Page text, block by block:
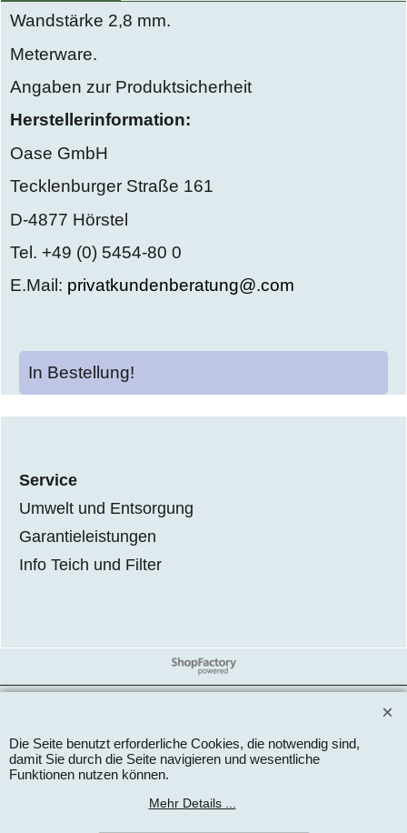
Wandstärke 2,8 mm.
Meterware.
Angaben zur Produktsicherheit
Herstellerinformation:
Oase GmbH
Tecklenburger Straße 161
D-4877 Hörstel
Tel. +49 (0) 5454-80 0
E.Mail: privatkundenberatung@.com
In Bestellung!
Service
Umwelt und Entsorgung
Garantieleistungen
Info Teich und Filter
WebShop erstellt mit
ShopFactory Shop
Die Seite benutzt erforderliche Cookies, die notwendig sind,
damit Sie durch die Seite navigieren und wesentliche
Funktionen nutzen können.
Mehr Details ...